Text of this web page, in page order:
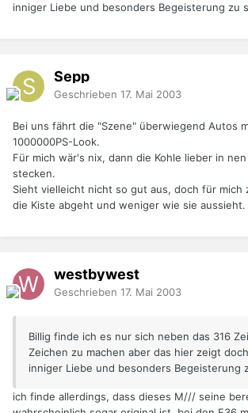
inniger Liebe und besonders Begeisterung zu
Sepp
Geschrieben 17. Mai 2003
Bei uns fährt die "Szene" überwiegend Autos
1000000PS-Look.
Für mich wär's nix, dann die Kohle lieber in
stecken.
Sieht vielleicht nicht so gut aus, doch für mich
die Kiste abgeht und weniger wie sie aussieht.
westbywest
Geschrieben 17. Mai 2003
Billig finde ich es nur sich neben das 316
Zeichen zu machen aber das hier zeigt
inniger Liebe und besonders Begeisterung
ich finde allerdings, dass dieses M/// seine